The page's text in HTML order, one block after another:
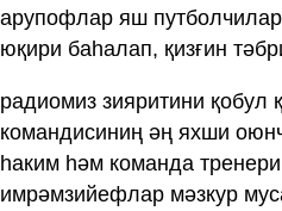
арупофлар яш
юқири баһалап, қизғин
радиомиз зияритини қобул
командисиниң әң яхши
һаким һәм команда
имрәмзийефлар мәзкур